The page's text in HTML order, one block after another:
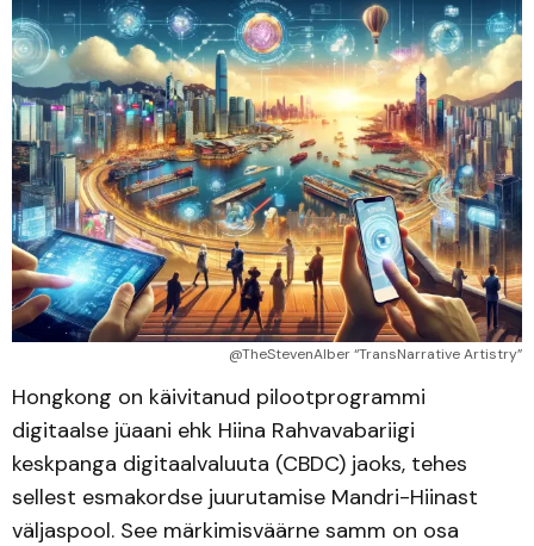
@TheStevenAlber “TransNarrative Artistry”
Hongkong on käivitanud pilootprogrammi
digitaalse jüaani ehk Hiina Rahvavabariigi
keskpanga digitaalvaluuta (CBDC) jaoks, tehes
sellest esmakordse juurutamise Mandri-Hiinast
väljaspool. See märkimisväärne samm on osa